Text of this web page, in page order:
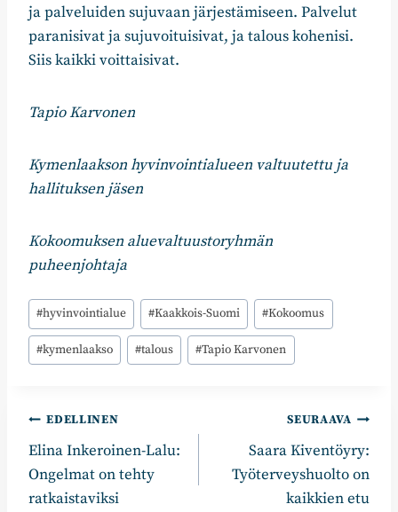
ja palveluiden sujuvaan järjestämiseen. Palvelut
paranisivat ja sujuvoituisivat, ja talous kohenisi.
Siis kaikki voittaisivat.
Tapio Karvonen
Kymenlaakson hyvinvointialueen valtuutettu ja
hallituksen jäsen
Kokoomuksen aluevaltuustoryhmän
puheenjohtaja
Avainsanat:
#hyvinvointialue #Kaakkois-Suomi #Kokoomus
#kymenlaakso #talous #Tapio Karvonen
Artikkelien
selaus
EDELLINEN
Elina Inkeroinen-Lalu:
Ongelmat on tehty
ratkaistaviksi
SEURAAVA
Saara Kiventöyry:
Työterveyshuolto on
kaikkien etu